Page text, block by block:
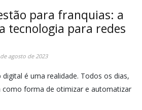
para franquias: a
tecnologia para redes
agosto de 2023
é uma realidade. Todos os dias,
como forma de otimizar e automatizar